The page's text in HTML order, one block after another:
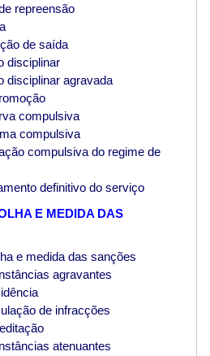
repreensão
de saída
disciplinar
disciplinar agravada
compulsiva
compulsiva
compulsiva do regime de
definitivo do serviço
E MEDIDA DAS
e medida das sanções
agravantes
de infracções
atenuantes